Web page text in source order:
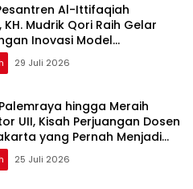
Al-Ittifaqiah
Mudrik Qori Raih Gelar
Inovasi Model
Nagham Al-Qur’an di UMM
29 Juli 2026
hingga Meraih
UII, Kisah Perjuangan Dosen
yang Pernah Menjadi
Online
25 Juli 2026